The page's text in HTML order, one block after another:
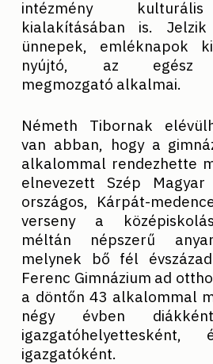
intézmény
kialakításában is.
ünnepek, emléknapok
nyújtó, az egész
megmozgató alkalmai.
Németh Tibornak
van abban, hogy a
alkalommal rendezhette
elnevezett Szép Magyar
országos, Kárpát-
verseny a
méltán népszerű
melynek bő fél
Ferenc Gimnázium ad
a döntőn 43 alkalommal
négy évben
igazgatóként.